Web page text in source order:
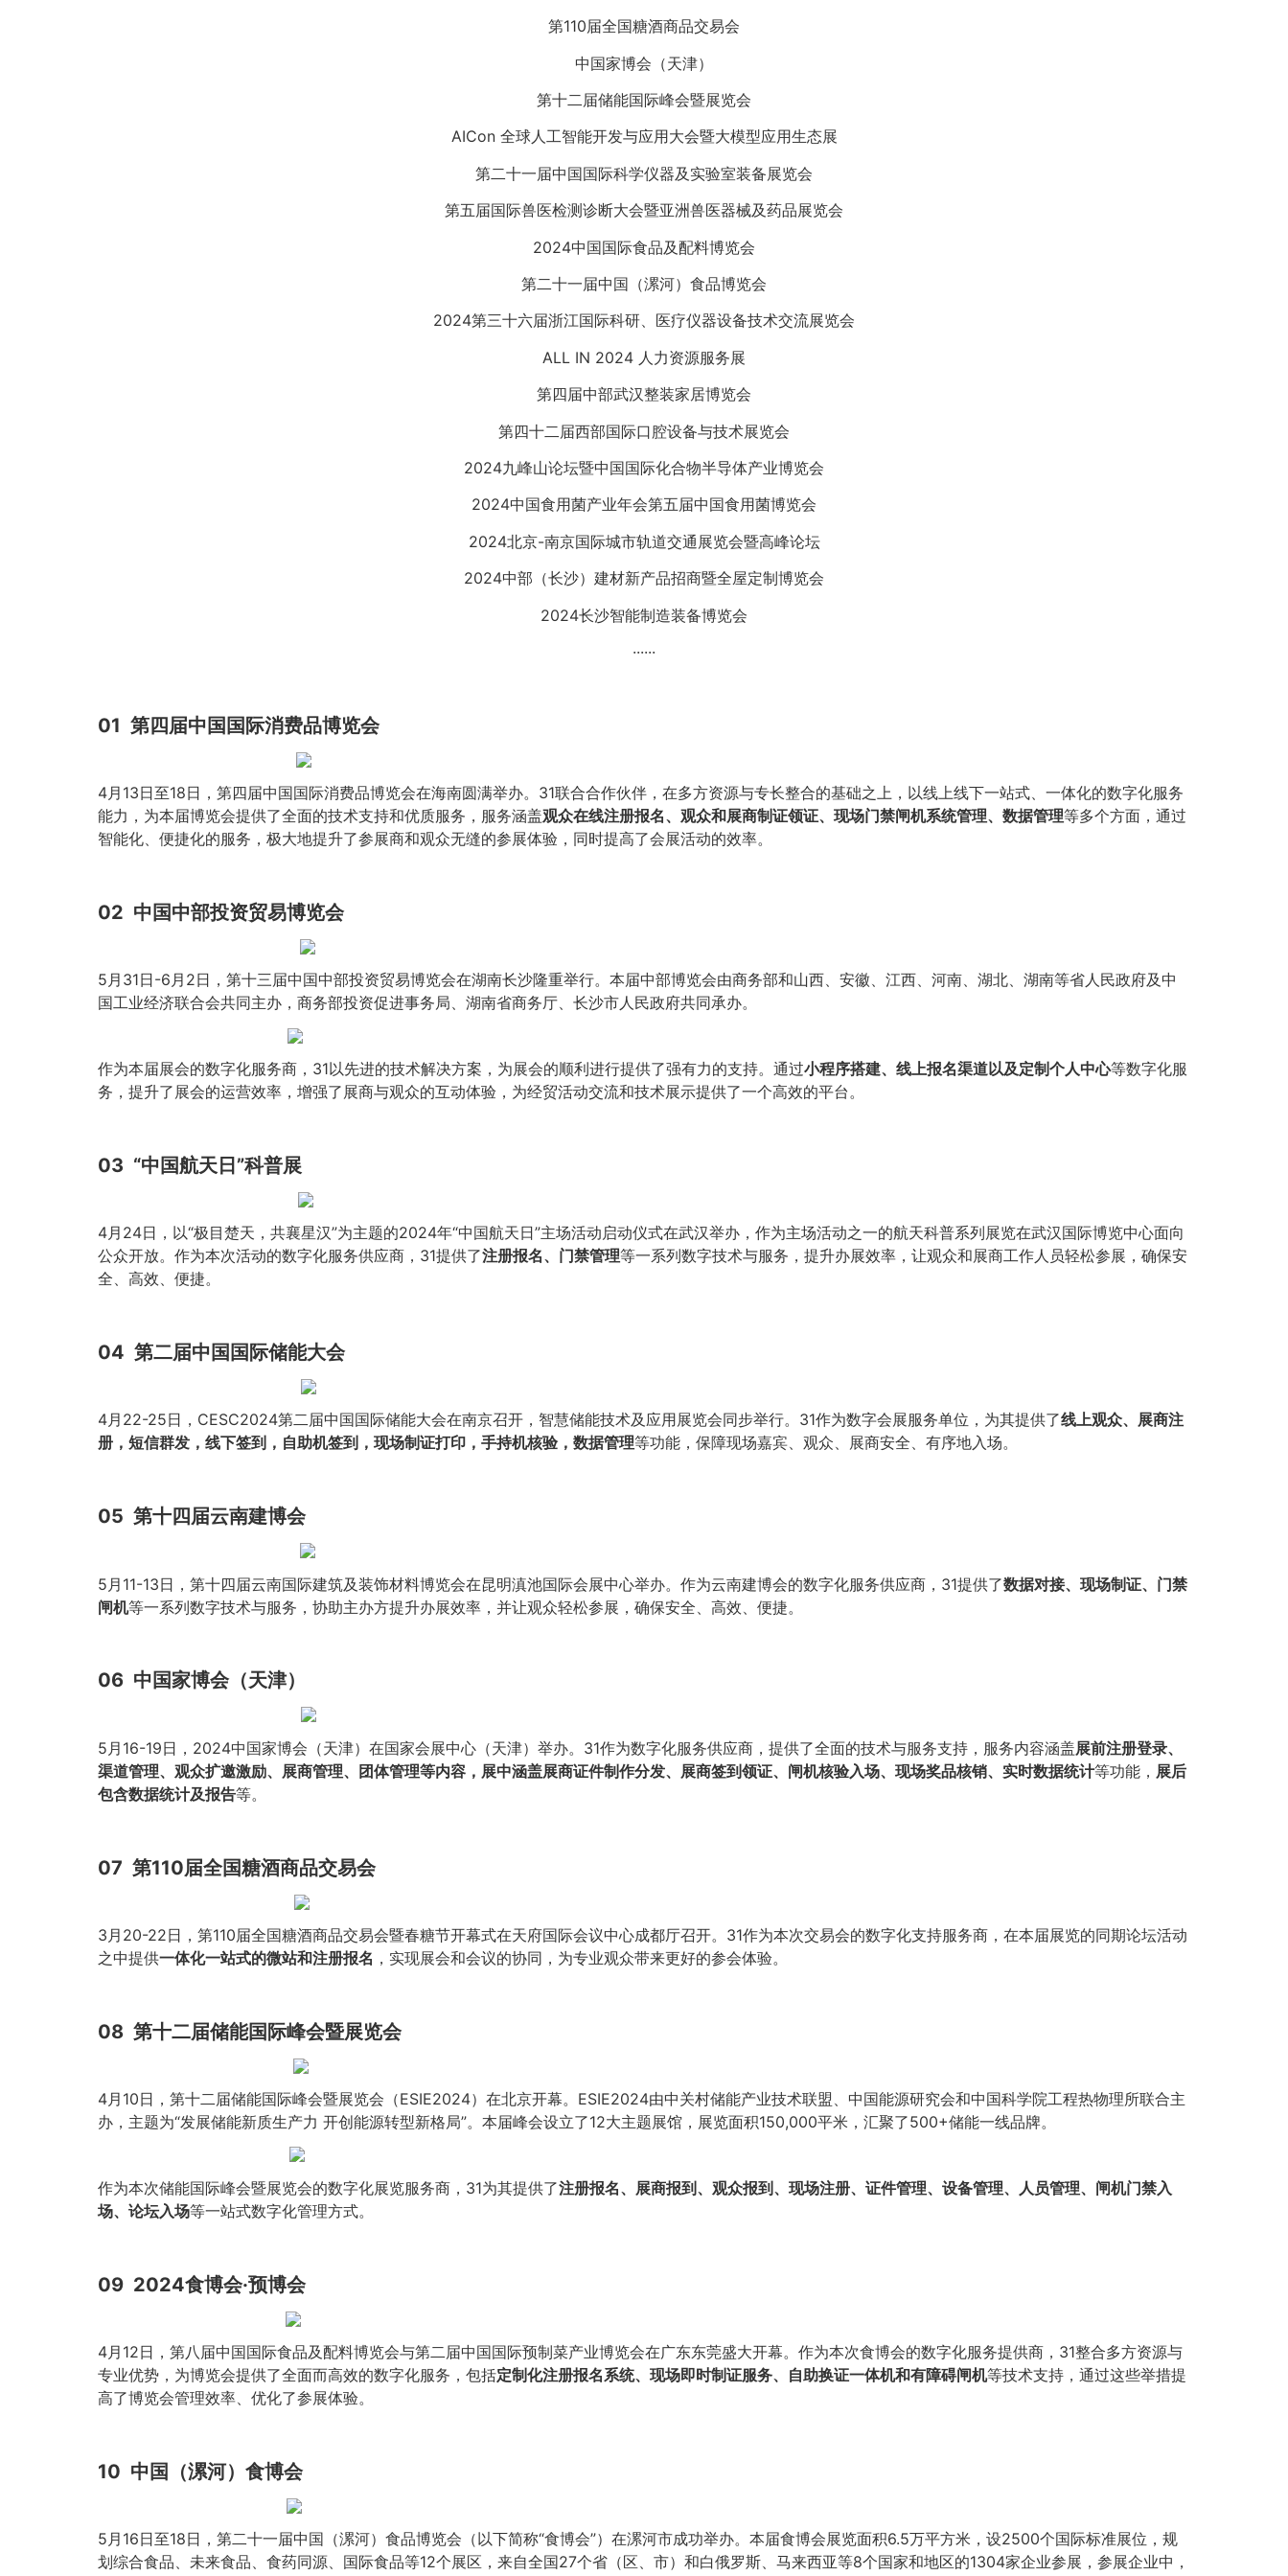
第110届全国糖酒商品交易会
中国家博会（天津）
第十二届储能国际峰会暨展览会
AICon 全球人工智能开发与应用大会暨大模型应用生态展
第二十一届中国国际科学仪器及实验室装备展览会
第五届国际兽医检测诊断大会暨亚洲兽医器械及药品展览会
2024中国国际食品及配料博览会
第二十一届中国（漯河）食品博览会
2024第三十六届浙江国际科研、医疗仪器设备技术交流展览会
ALL IN 2024 人力资源服务展
第四届中部武汉整装家居博览会
第四十二届西部国际口腔设备与技术展览会
2024九峰山论坛暨中国国际化合物半导体产业博览会
2024中国食用菌产业年会第五届中国食用菌博览会
2024北京-南京国际城市轨道交通展览会暨高峰论坛
2024中部（长沙）建材新产品招商暨全屋定制博览会
2024长沙智能制造装备博览会
······
01 第四届中国国际消费品博览会
4月13日至18日，第四届中国国际消费品博览会在海南圆满举办。31联合合作伙伴，在多方资源与专长整合的基础之上，以线上线下一站式、一体化的数字化服务
能力，为本届博览会提供了全面的技术支持和优质服务，服务涵盖观众在线注册报名、观众和展商制证领证、现场门禁闸机系统管理、数据管理等多个方面，通过
智能化、便捷化的服务，极大地提升了参展商和观众无缝的参展体验，同时提高了会展活动的效率。
02 中国中部投资贸易博览会
5月31日-6月2日，第十三届中国中部投资贸易博览会在湖南长沙隆重举行。本届中部博览会由商务部和山西、安徽、江西、河南、湖北、湖南等省人民政府及中
国工业经济联合会共同主办，商务部投资促进事务局、湖南省商务厅、长沙市人民政府共同承办。
作为本届展会的数字化服务商，31以先进的技术解决方案，为展会的顺利进行提供了强有力的支持。通过小程序搭建、线上报名渠道以及定制个人中心等数字化服
务，提升了展会的运营效率，增强了展商与观众的互动体验，为经贸活动交流和技术展示提供了一个高效的平台。
03 “中国航天日”科普展
4月24日，以“极目楚天，共襄星汉”为主题的2024年“中国航天日”主场活动启动仪式在武汉举办，作为主场活动之一的航天科普系列展览在武汉国际博览中心面向
公众开放。作为本次活动的数字化服务供应商，31提供了注册报名、门禁管理等一系列数字技术与服务，提升办展效率，让观众和展商工作人员轻松参展，确保安
全、高效、便捷。
04 第二届中国国际储能大会
4月22-25日，CESC2024第二届中国国际储能大会在南京召开，智慧储能技术及应用展览会同步举行。31作为数字会展服务单位，为其提供了线上观众、展商注
册，短信群发，线下签到，自助机签到，现场制证打印，手持机核验，数据管理等功能，保障现场嘉宾、观众、展商安全、有序地入场。
05 第十四届云南建博会
5月11-13日，第十四届云南国际建筑及装饰材料博览会在昆明滇池国际会展中心举办。作为云南建博会的数字化服务供应商，31提供了数据对接、现场制证、门禁
闸机等一系列数字技术与服务，协助主办方提升办展效率，并让观众轻松参展，确保安全、高效、便捷。
06 中国家博会（天津）
5月16-19日，2024中国家博会（天津）在国家会展中心（天津）举办。31作为数字化服务供应商，提供了全面的技术与服务支持，服务内容涵盖展前注册登录、
渠道管理、观众扩邀激励、展商管理、团体管理等内容，展中涵盖展商证件制作分发、展商签到领证、闸机核验入场、现场奖品核销、实时数据统计等功能， 展后
包含数据统计及报告等。
07 第110届全国糖酒商品交易会
3月20-22日，第110届全国糖酒商品交易会暨春糖节开幕式在天府国际会议中心成都厅召开。31作为本次交易会的数字化支持服务商，在本届展览的同期论坛活动
之中提供一体化一站式的微站和注册报名 ，实现展会和会议的协同，为专业观众带来更好的参会体验。
08 第十二届储能国际峰会暨展览会
4月10日，第十二届储能国际峰会暨展览会（ESIE2024）在北京开幕。ESIE2024由中关村储能产业技术联盟、中国能源研究会和中国科学院工程热物理所联合主
办，主题为“发展储能新质生产力 开创能源转型新格局”。本届峰会设立了12大主题展馆，展览面积150,000平米，汇聚了500+储能一线品牌。
作为本次储能国际峰会暨展览会的数字化展览服务商，31为其提供了注册报名、展商报到、观众报到、现场注册、证件管理、设备管理、人员管理、闸机门禁入
场、论坛入场等一站式数字化管理方式。
09 2024食博会·预博会
4月12日，第八届中国国际食品及配料博览会与第二届中国国际预制菜产业博览会在广东东莞盛大开幕。作为本次食博会的数字化服务提供商，31整合多方资源与
专业优势，为博览会提供了全面而高效的数字化服务，包括定制化注册报名系统、现场即时制证服务、自助换证一体机和有障碍闸机等技术支持，通过这些举措提
高了博览会管理效率、优化了参展体验。
10 中国（漯河）食博会
5月16日至18日，第二十一届中国（漯河）食品博览会（以下简称“食博会”）在漯河市成功举办。本届食博会展览面积6.5万平方米，设2500个国际标准展位，规
划综合食品、未来食品、食药同源、国际食品等12个展区，来自全国27个省（区、市）和白俄罗斯、马来西亚等8个国家和地区的1304家企业参展，参展企业中，